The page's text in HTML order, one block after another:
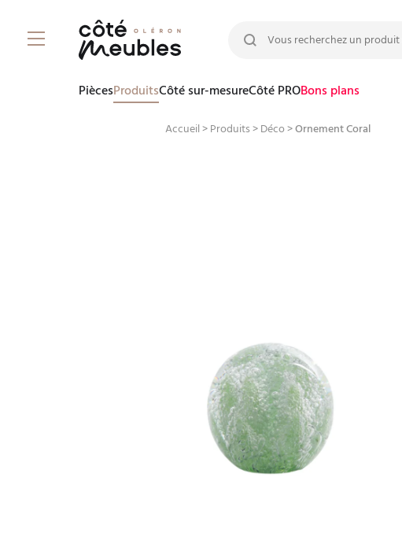
Rechercher :
PiècesProduitsCôté sur-mesureCôté PROBons plans
Accueil > Produits> Déco>Ornement Coral